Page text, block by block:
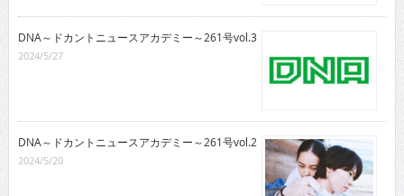
DNA～ドカントニュースアカデミー～261号vol.3
2024/5/27
DNA～ドカントニュースアカデミー～261号vol.2
2024/5/20